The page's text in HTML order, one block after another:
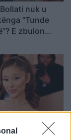
nuk u
“Tunde
E zbulon
dhe
e saj
njoftimit për